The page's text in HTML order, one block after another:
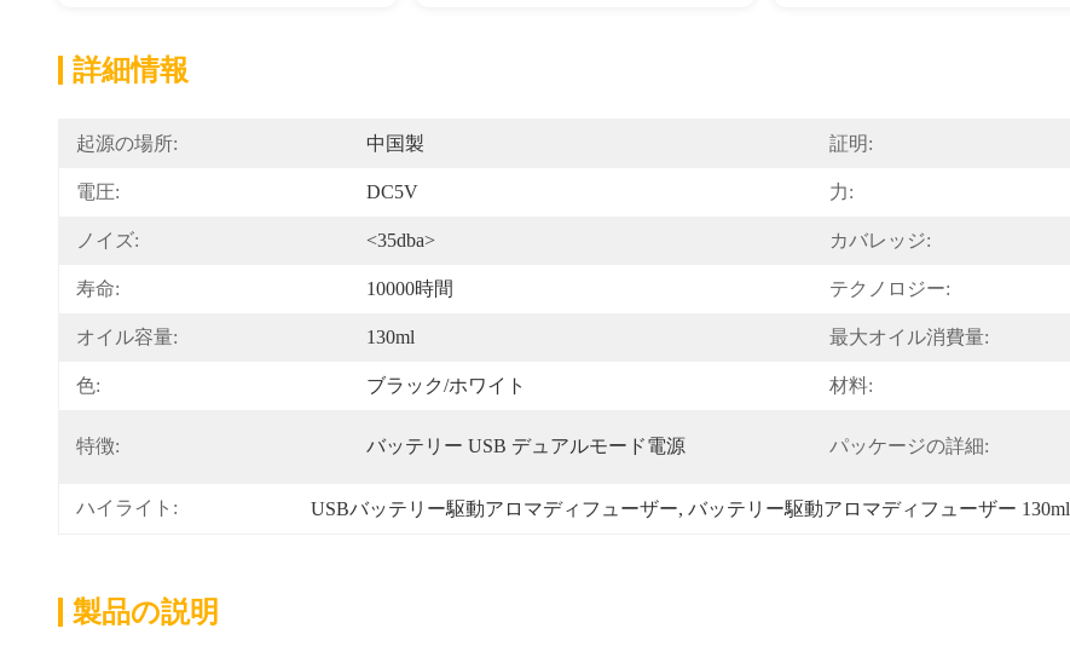
詳細情報
起源の場所: 中国製 証明:
電圧: DC5V 力:
ノイズ: <35dba> カバレッジ:
寿命: 10000時間 テクノロジー:
オイル容量: 130ml 最大オイル消費量:
色: ブラック/ホワイト 材料:
特徴: バッテリー USB デュアルモード電源 パッケージの詳細:
ハイライト: USBバッテリー駆動アロマディフューザー, バッテリー駆動アロマディフューザー 130ml
製品の説明